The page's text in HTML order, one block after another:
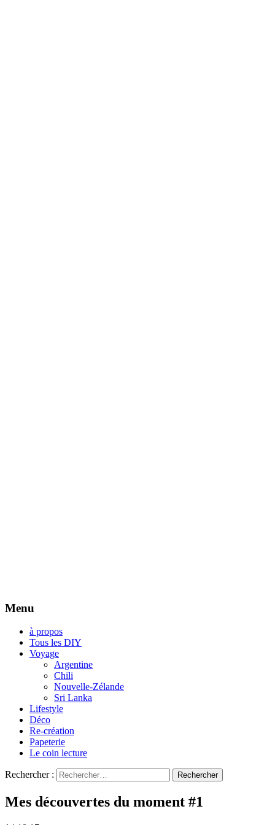
Menu
à propos
Tous les DIY
Voyage
Argentine
Chili
Nouvelle-Zélande
Sri Lanka
Lifestyle
Déco
Re-création
Papeterie
Le coin lecture
Rechercher :
Mes découvertes du moment #1